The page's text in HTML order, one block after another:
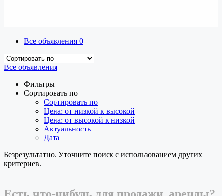
Все объявления 0
Все объявления
Фильтры
Сортировать по
Сортировать по
Цена: от низкой к высокой
Цена: от высокой к низкой
Актуальность
Дата
Безрезультатно. Уточните поиск с использованием других
критериев.